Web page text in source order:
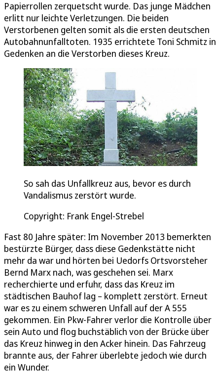
Papierrollen zerquetscht wurde. Das junge Mädchen
erlitt nur leichte Verletzungen. Die beiden
Verstorbenen gelten somit als die ersten deutschen
Autobahnunfalltoten. 1935 errichtete Toni Schmitz in
Gedenken an die Verstorben dieses Kreuz.
So sah das Unfallkreuz aus, bevor es durch
Vandalismus zerstört wurde.
Copyright: Frank Engel-Strebel
Fast 80 Jahre später: Im November 2013 bemerkten
bestürzte Bürger, dass diese Gedenkstätte nicht
mehr da war und hörten bei Uedorfs Ortsvorsteher
Bernd Marx nach, was geschehen sei. Marx
recherchierte und erfuhr, dass das Kreuz im
städtischen Bauhof lag – komplett zerstört. Erneut
war es zu einem schweren Unfall auf der A 555
gekommen. Ein Pkw-Fahrer verlor die Kontrolle über
sein Auto und flog buchstäblich von der Brücke über
das Kreuz hinweg in den Acker hinein. Das Fahrzeug
brannte aus, der Fahrer überlebte jedoch wie durch
ein Wunder.